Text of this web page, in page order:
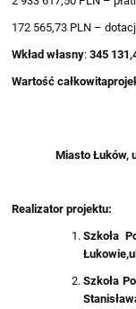
172 565,73 PLN –
Wkład własny:345
Wartość
Miasto Łuków,
Realizator projektu:
Szkoła
Szkoła